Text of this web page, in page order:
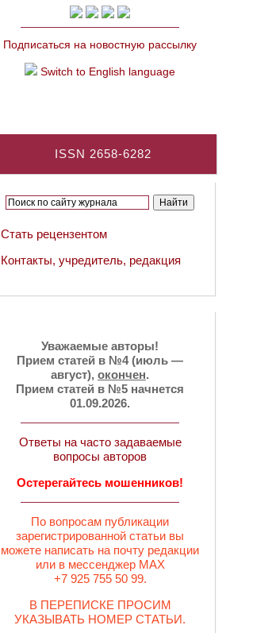
Подписаться на новостную рассылку
Switch to English language
ISSN 2658-6282
Стать рецензентом
Контакты, учредитель, редакция
Уважаемые авторы!
Прием статей в №4 (июль —
август), окончен.
Прием статей в №5 начнется
01.09.2026.
Ответы на часто задаваемые
вопросы авторов
Остерегайтесь мошенников!
По вопросам публикации
зарегистрированной статьи вы
можете написать на почту редакции
или в мессенджер MAX
+7 925 755 50 99.
В ПЕРЕПИСКЕ ПРОСИМ
УКАЗЫВАТЬ НОМЕР СТАТЬИ.